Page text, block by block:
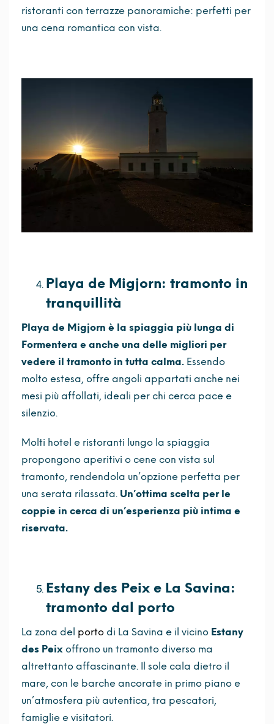
ristoranti con terrazze panoramiche: perfetti per
una cena romantica con vista.
Playa de Migjorn: tramonto in
tranquillità
Playa de Migjorn è la spiaggia più lunga di
Formentera e anche una delle migliori per
vedere il tramonto in tutta calma. Essendo
molto estesa, offre angoli appartati anche nei
mesi più affollati, ideali per chi cerca pace e
silenzio.
Molti hotel e ristoranti lungo la spiaggia
propongono aperitivi o cene con vista sul
tramonto, rendendola un’opzione perfetta per
una serata rilassata. Un’ottima scelta per le
coppie in cerca di un’esperienza più intima e
riservata.
Estany des Peix e La Savina:
tramonto dal porto
La zona del porto di La Savina e il vicino Estany
des Peix offrono un tramonto diverso ma
altrettanto affascinante. Il sole cala dietro il
mare, con le barche ancorate in primo piano e
un’atmosfera più autentica, tra pescatori,
famiglie e visitatori.